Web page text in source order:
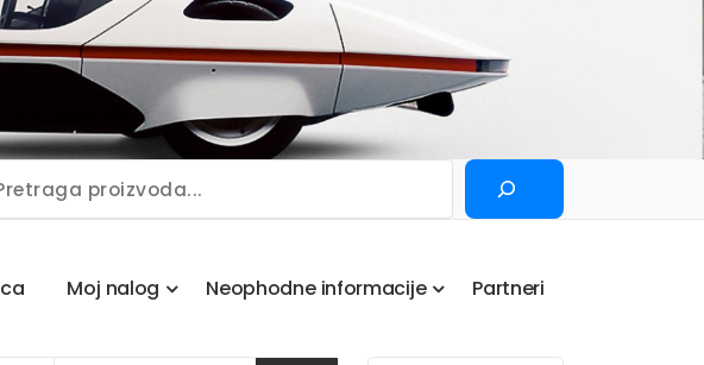
ca Moj nalog Neophodne informacije Partneri